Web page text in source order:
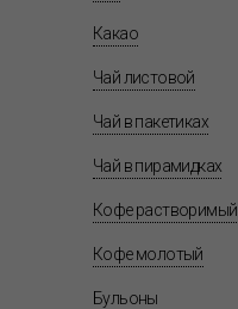
Какао
Чай листовой
Чай в пакетиках
Чай в пирамидках
Кофе растворимый
Кофе молотый
Бульоны